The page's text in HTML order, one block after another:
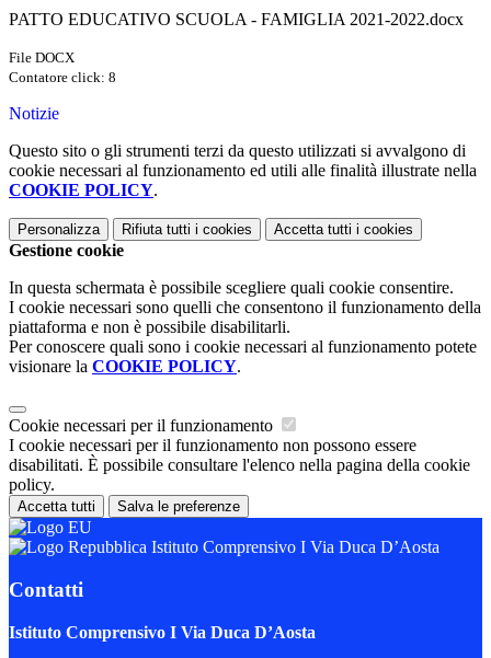
PATTO EDUCATIVO SCUOLA - FAMIGLIA 2021-2022.docx
File DOCX
Contatore click: 8
Notizie
Questo sito o gli strumenti terzi da questo utilizzati si avvalgono di
cookie necessari al funzionamento ed utili alle finalità illustrate nella
COOKIE POLICY.
Personalizza Rifiuta tutti i cookies Accetta tutti i cookies
Gestione cookie
In questa schermata è possibile scegliere quali cookie consentire.
I cookie necessari sono quelli che consentono il funzionamento della
piattaforma e non è possibile disabilitarli.
Per conoscere quali sono i cookie necessari al funzionamento potete
visionare la COOKIE POLICY.
Cookie necessari per il funzionamento
I cookie necessari per il funzionamento non possono essere
disabilitati. È possibile consultare l'elenco nella pagina della cookie
policy.
Accetta tutti Salva le preferenze
Istituto Comprensivo I Via Duca D’Aosta
Contatti
Istituto Comprensivo I Via Duca D’Aosta